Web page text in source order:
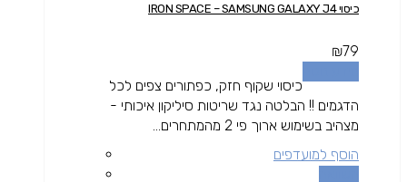
כיסוי IRON SPACE – SAMSUNG GALAXY J4
₪79
כיסוי שקוף חזק, כפתורים צפים לכל
הדגמים !! הבלטה נגד שריטות סיליקון איכותי -
מצהיב בשימוש ארוך פי 2 מהמתחרים...
הוסף למועדפים